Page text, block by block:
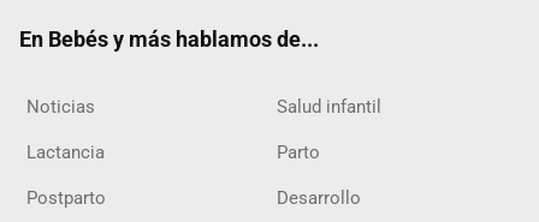
En Bebés y más hablamos de...
Noticias Salud infantil
Lactancia Parto
Postparto Desarrollo